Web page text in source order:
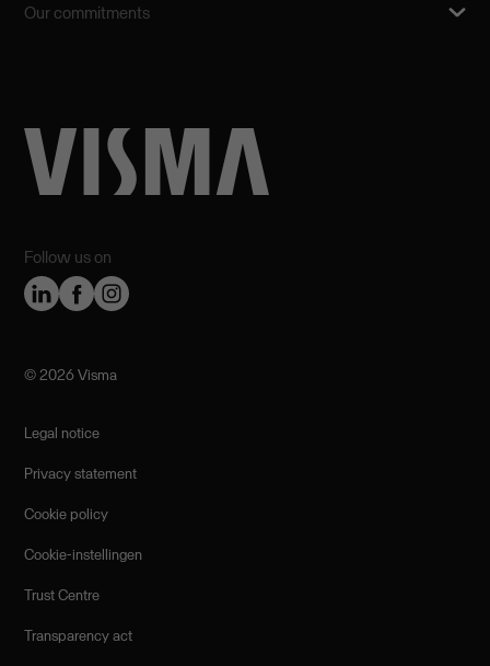
Follow us on
Our commitments
©️ 2026 Visma
Legal notice
Privacy statement
Cookie policy
Cookie-instellingen
Trust Centre
Transparency act